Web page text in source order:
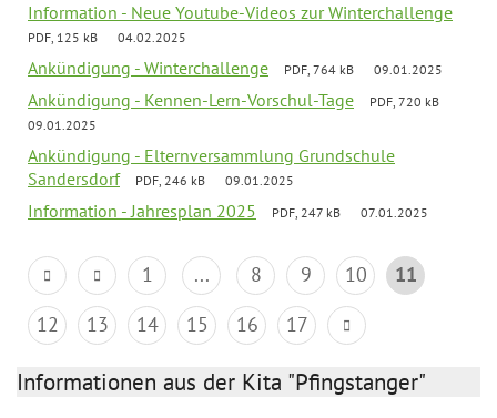
Information - Neue Youtube-Videos zur Winterchallenge
PDF, 125 kB 04.02.2025
Ankündigung - Winterchallenge PDF, 764 kB 09.01.2025
Ankündigung - Kennen-Lern-Vorschul-Tage
PDF, 720 kB
09.01.2025
Ankündigung - Elternversammlung Grundschule
Sandersdorf
PDF, 246 kB 09.01.2025
Information - Jahresplan 2025 PDF, 247 kB 07.01.2025
1 ... 8 9 10
11
12
13 14 15 16 17
Informationen aus der Kita "Pfingstanger"